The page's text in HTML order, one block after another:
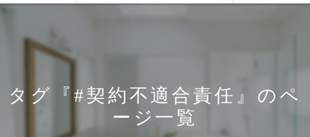
タグ『#契約不適合責任』のペ
ージ一覧